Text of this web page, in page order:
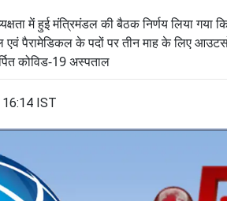
में हुई मंत्रिमंडल की बैठक निर्णय लिया गया
एवं पैरामेडिकल के पदों पर तीन माह के लिए
कोविड-19 अस्पताल
IST